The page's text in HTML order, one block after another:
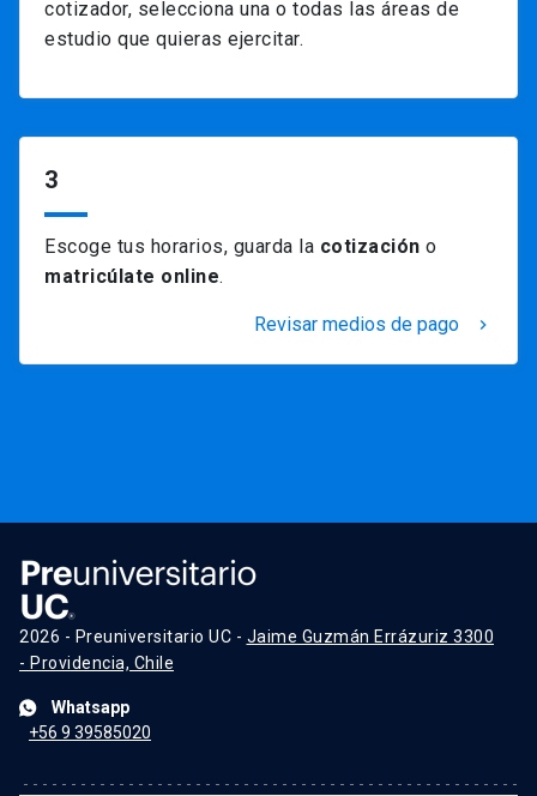
cotizador, selecciona una o todas las áreas de
estudio que quieras ejercitar.
3
Escoge tus horarios, guarda la cotización o
matricúlate online.
Revisar medios de pago keyboard_arrow_right
2026 - Preuniversitario UC - Jaime Guzmán Errázuriz 3300
- Providencia, Chile
Whatsapp
+56 9 39585020